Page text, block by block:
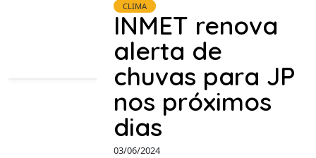
CLIMA
INMET renova
alerta de
chuvas para JP
nos próximos
dias
03/06/2024